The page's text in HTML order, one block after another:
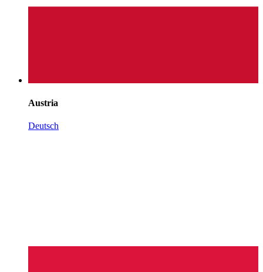
Austria
Deutsch